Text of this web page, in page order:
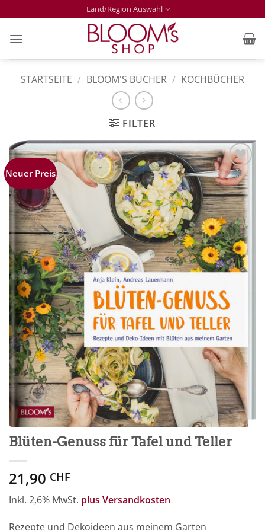
Inhalt
springen
Land/Region Auswahl
STARTSEITE / BLOOM'S BÜCHER / KOCHBÜCHER
FILTER
Neuer Preis
Zur
Merkliste
hinzufügen
Blüten-Genuss für Tafel und Teller
21,90 CHF
Inkl. 2,6% MwSt. plus Versandkosten
Rezepte und Dekoideen aus meinem Garten